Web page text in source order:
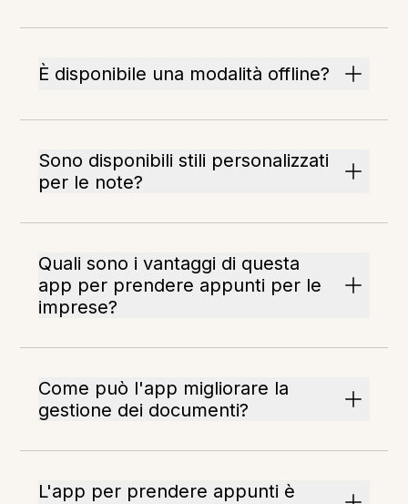
È disponibile una modalità offline?
Sono disponibili stili personalizzati
per le note?
Quali sono i vantaggi di questa
app per prendere appunti per le
imprese?
Come può l'app migliorare la
gestione dei documenti?
L'app per prendere appunti è